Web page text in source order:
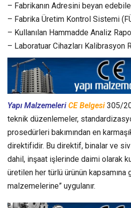
– Fabrikanın Adresini beyan
– Fabrika Üretim Kontrol Sistemi
– Kullanılan Hammadde Analiz
– Laboratuar Cihazları Kalibrasyon
Yapı Malzemeleri CE Belgesi 305/
teknik düzenlemeler,
prosedürleri bakımından en
direktifidir. Bu direktif, binalar ve
dahil, inşaat işlerinde daimi olarak
üretilen her türlü ürünün kapsamına
malzemelerine” uygulanır.